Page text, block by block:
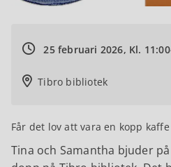
25 februari 2026, Kl.
Tibro bibliotek
Får det lov att vara en kopp
Tina och Samantha bjuder